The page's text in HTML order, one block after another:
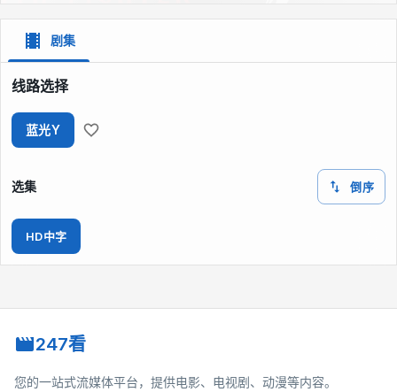
剧集
线路选择
蓝光Y
选集 倒序
HD中字
247看
您的一站式流媒体平台，提供电影、电视剧、动漫等内容。